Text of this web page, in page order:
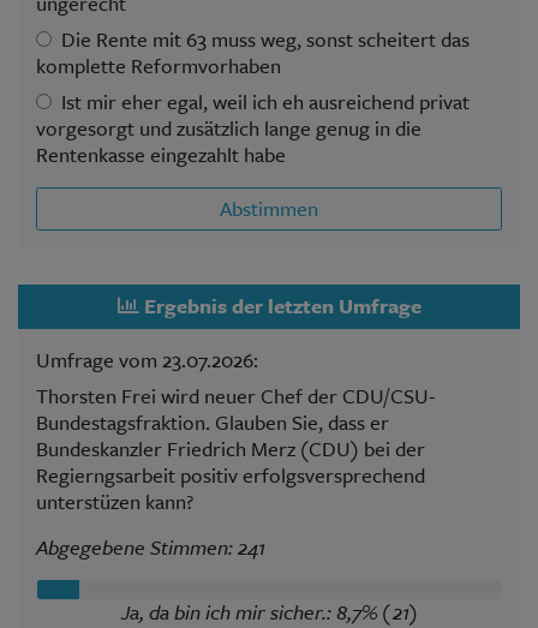
Die Rente mit 63 muss weg, sonst scheitert das
komplette Reformvorhaben
Ist mir eher egal, weil ich eh ausreichend privat
vorgesorgt und zusätzlich lange genug in die
Rentenkasse eingezahlt habe
Abstimmen
Ergebnis der letzten Umfrage
Umfrage vom 23.07.2026:
Thorsten Frei wird neuer Chef der CDU/CSU-
Bundestagsfraktion. Glauben Sie, dass er
Bundeskanzler Friedrich Merz (CDU) bei der
Regierngsarbeit positiv erfolgsversprechend
unterstüzen kann?
Abgegebene Stimmen: 241
Ja, da bin ich mir sicher.: 8,7% (21)